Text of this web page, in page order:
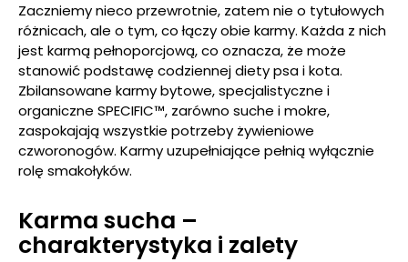
Zaczniemy nieco przewrotnie, zatem nie o tytułowych
różnicach, ale o tym, co łączy obie karmy. Każda z nich
jest karmą pełnoporcjową, co oznacza, że może
stanowić podstawę codziennej diety psa i kota.
Zbilansowane karmy bytowe, specjalistyczne i
organiczne SPECIFIC™, zarówno suche i mokre,
zaspokajają wszystkie potrzeby żywieniowe
czworonogów. Karmy uzupełniające pełnią wyłącznie
rolę smakołyków.
Karma sucha –
charakterystyka i zalety